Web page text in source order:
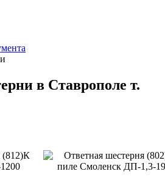
в Ставрополе т.